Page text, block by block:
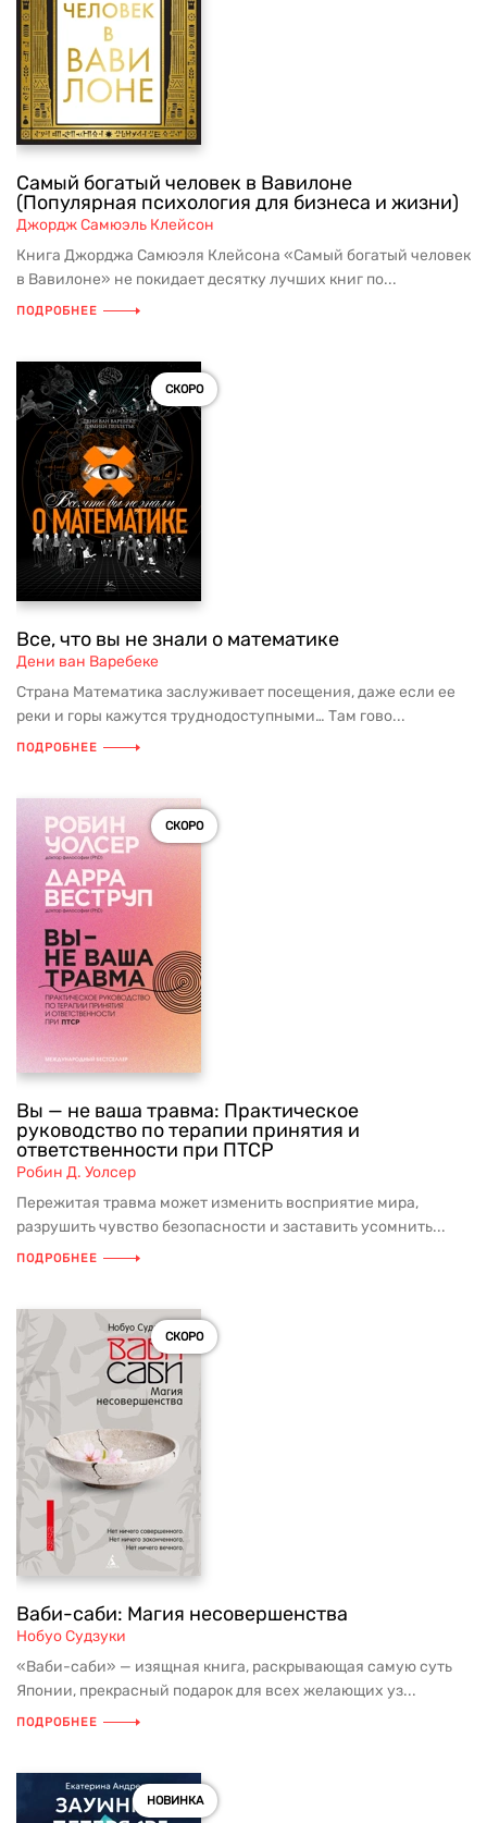
Самый богатый человек в Вавилоне
(Популярная психология для бизнеса и жизни)
Джордж Самюэль Клейсон
Книга Джорджа Самюэля Клейсона «Самый богатый человек
в Вавилоне» не покидает десятку лучших книг по...
ПОДРОБНЕЕ
СКОРО
Все, что вы не знали о математике
Дени ван Варебеке
Страна Математика заслуживает посещения, даже если ее
реки и горы кажутся труднодоступными… Там гово...
ПОДРОБНЕЕ
СКОРО
Вы — не ваша травма: Практическое
руководство по терапии принятия и
ответственности при ПТСР
Робин Д. Уолсер
Пережитая травма может изменить восприятие мира,
разрушить чувство безопасности и заставить усомнить...
ПОДРОБНЕЕ
СКОРО
Ваби-саби: Магия несовершенства
Нобуо Судзуки
«Ваби-саби» — изящная книга, раскрывающая самую суть
Японии, прекрасный подарок для всех желающих уз...
ПОДРОБНЕЕ
НОВИНКА